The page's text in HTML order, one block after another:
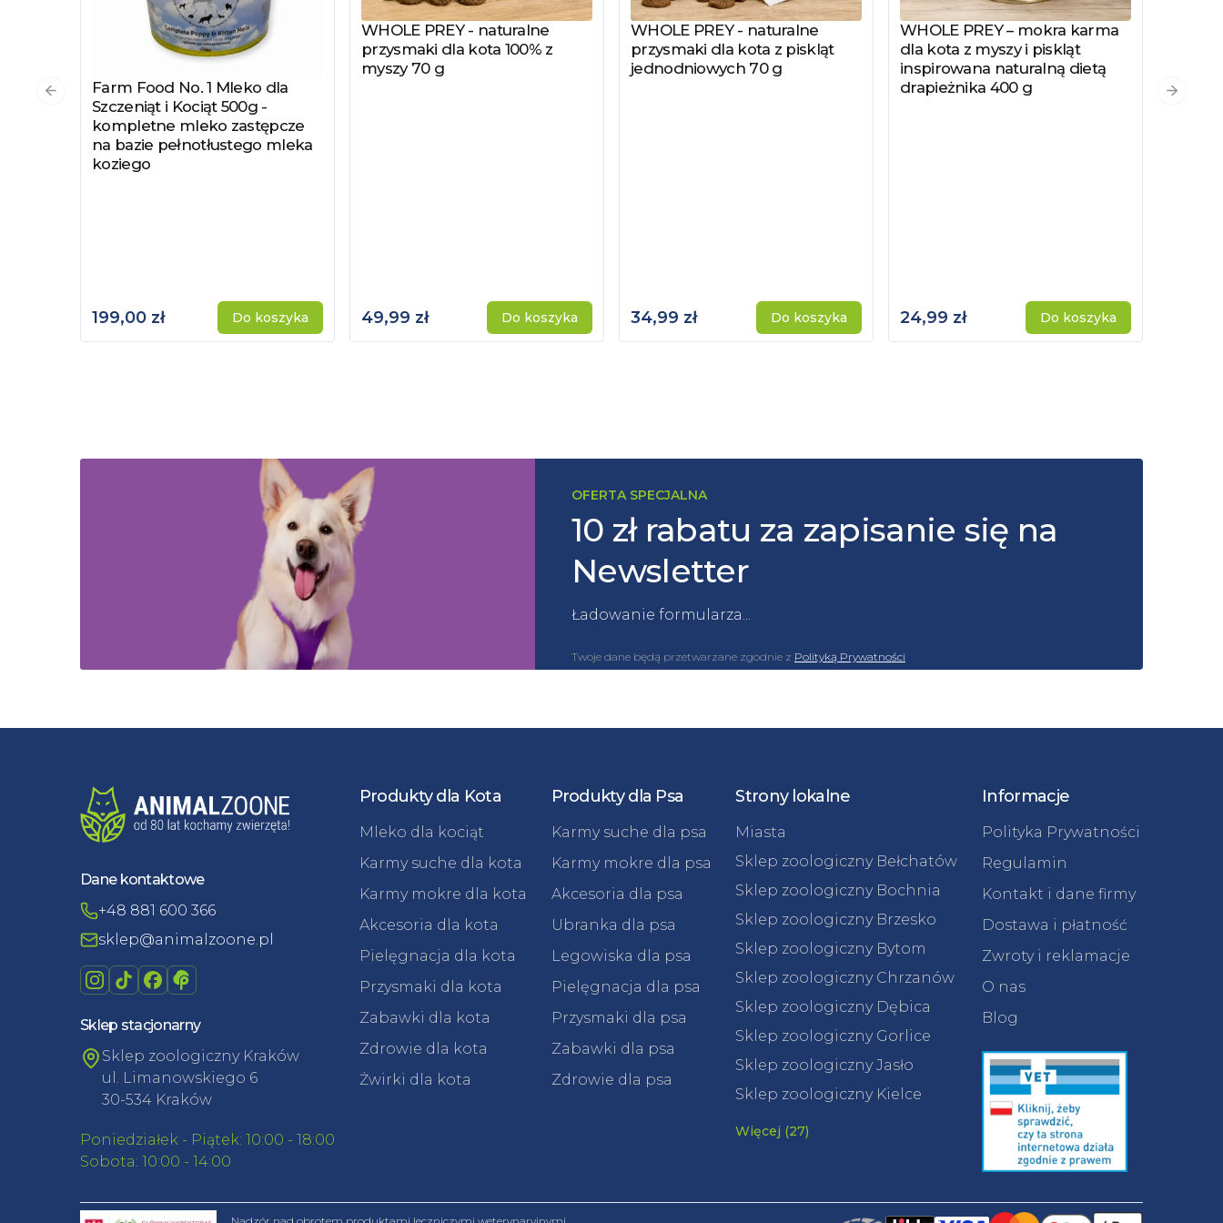
Zobacz produkt
Farm Food No. 1 Mleko dla
Szczeniąt i Kociąt 500g -
kompletne mleko zastępcze
na bazie pełnotłustego mleka
koziego
199,00 zł Do koszyka
Zobacz produkt
WHOLE PREY - naturalne
przysmaki dla kota 100% z
myszy 70 g
49,99 zł Do koszyka
Zobacz produkt
WHOLE PREY - naturalne
przysmaki dla kota z piskląt
jednodniowych 70 g
34,99 zł Do koszyka
Zobacz produkt
WHOLE PREY – mokra karma
dla kota z myszy i piskląt
inspirowana naturalną dietą
drapieżnika 400 g
24,99 zł Do koszyka
Poprzedni slajd
OFERTA SPECJALNA
10 zł rabatu za zapisanie się na
Newsletter
Ładowanie formularza...
Twoje dane będą przetwarzane zgodnie z Polityką Prywatności
Dane kontaktowe
+48 881 600 366
sklep@animalzoone.pl
Sklep stacjonarny
Sklep zoologiczny Kraków
ul. Limanowskiego 6
30-534 Kraków
Poniedziałek - Piątek: 10:00 - 18:00
Sobota: 10:00 - 14:00
Produkty dla Kota
Mleko dla kociąt
Karmy suche dla kota
Karmy mokre dla kota
Akcesoria dla kota
Pielęgnacja dla kota
Przysmaki dla kota
Zabawki dla kota
Zdrowie dla kota
Żwirki dla kota
Produkty dla Psa
Karmy suche dla psa
Karmy mokre dla psa
Akcesoria dla psa
Ubranka dla psa
Legowiska dla psa
Pielęgnacja dla psa
Przysmaki dla psa
Zabawki dla psa
Zdrowie dla psa
Strony lokalne
Miasta
Sklep zoologiczny Bełchatów
Sklep zoologiczny Bochnia
Sklep zoologiczny Brzesko
Sklep zoologiczny Bytom
Sklep zoologiczny Chrzanów
Sklep zoologiczny Dębica
Sklep zoologiczny Gorlice
Sklep zoologiczny Jasło
Sklep zoologiczny Kielce
Więcej (27)
Informacje
Polityka Prywatności
Regulamin
Kontakt i dane firmy
Dostawa i płatność
Zwroty i reklamacje
O nas
Blog